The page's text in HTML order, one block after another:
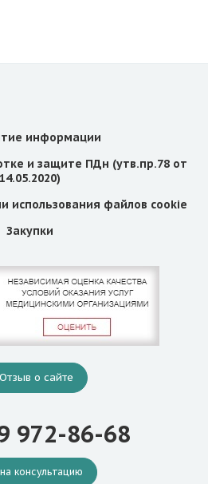
информации
и защите ПДн (утв.пр.78 от
14.05.2020)
использования файлов cookie
Закупки
Отзыв о сайте
972-86-68
консультацию